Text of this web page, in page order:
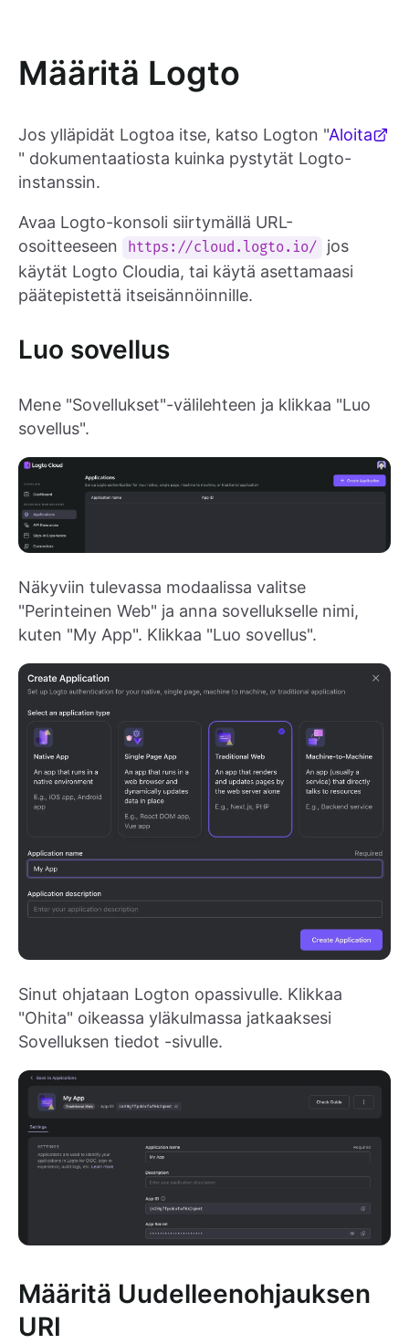
Määritä Logto
Jos ylläpidät Logtoa itse, katso Logton "Aloita
" dokumentaatiosta kuinka pystytät Logto-
instanssin.
Avaa Logto-konsoli siirtymällä URL-
osoitteeseen
https://cloud.logto.io/
jos
käytät Logto Cloudia, tai käytä asettamaasi
päätepistettä itseisännöinnille.
Luo sovellus
Mene "Sovellukset"-välilehteen ja klikkaa "Luo
sovellus".
Näkyviin tulevassa modaalissa valitse
"Perinteinen Web" ja anna sovellukselle nimi,
kuten "My App". Klikkaa "Luo sovellus".
Sinut ohjataan Logton opassivulle. Klikkaa
"Ohita" oikeassa yläkulmassa jatkaaksesi
Sovelluksen tiedot -sivulle.
Määritä Uudelleenohjauksen
URI